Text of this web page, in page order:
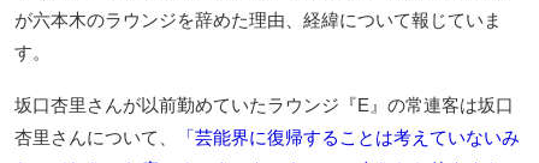
が六本木のラウンジを辞めた理由、経緯について報じていま
す。
坂口杏里さんが以前勤めていたラウンジ『E』の常連客は坂口
杏里さんについて、
「芸能界に復帰することは考えていないみ